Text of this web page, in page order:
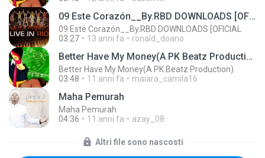
09 Este Corazón__By.RBD DOWNLOADS [OFICIAL
09 Este Corazón__By.RBD DOWNLOADS [OFICIAL
03:27
13 anni fa ronald_doano
Better Have My Money(A PK Beatz Production)
Better Have My Money(A PK Beatz Production)
03:48
11 anni fa maiara_camila16
Maha Pemurah
Maha Pemurah
04:36
11 anni fa azay_08
Altri file sono nascosti